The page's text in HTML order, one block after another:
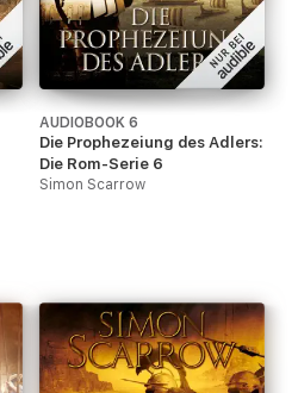
AUDIOBOOK 6
Die Prophezeiung des Adlers:
Die Rom-Serie 6
Simon Scarrow